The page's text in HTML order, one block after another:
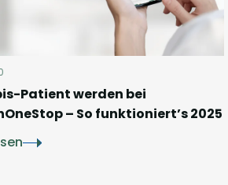
Patient werden bei
– So funktioniert’s 2025